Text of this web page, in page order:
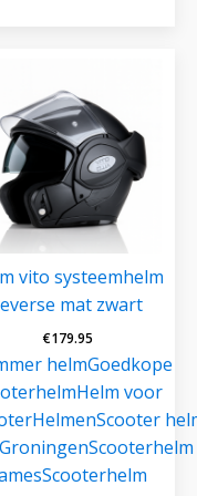
vito systeemhelm
mat zwart
€179.95
helmGoedkope
Helm voor
HelmenScooter
Scooterhelm
Scooterhelm